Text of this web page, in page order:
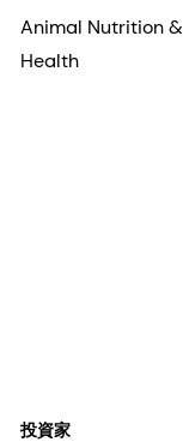
Animal Nutrition &
Health
投資家